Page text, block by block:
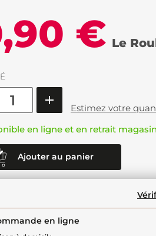
€ Le
Estimez votre
en ligne et en retrait magasin
Ajouter au panier
en ligne